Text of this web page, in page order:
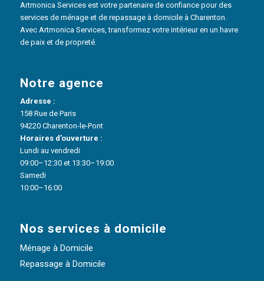
Artmonica Services est votre partenaire de confiance pour des
services de ménage et de repassage à domicile à Charenton.
Avec Artmonica Services, transformez votre intérieur en un havre
de paix et de propreté.
Notre agence
Adresse :
158 Rue de Paris
94220 Charenton-le-Pont
Horaires d’ouverture :
Lundi au vendredi
09:00–12:30 et 13:30–19:00
Samedi
10:00–16:00
Nos services à domicile
Ménage à Domicile
Repassage à Domicile